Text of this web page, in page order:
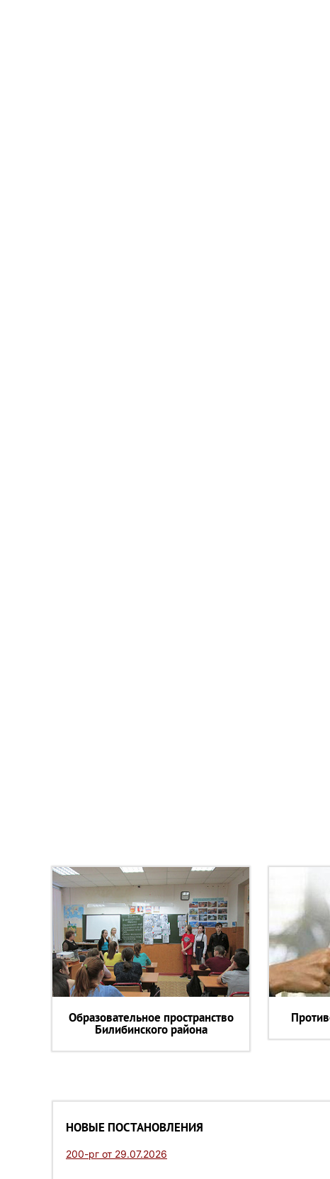
Образовательное пространство
Билибинского района
НОВЫЕ ПОСТАНОВЛЕНИЯ
200-рг от 29.07.2026